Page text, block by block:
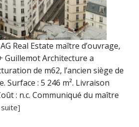
Real Estate maître d’ouvrage,
Guillemot Architecture a
de m62, l’ancien siège de
Surface : 5 246 m². Livraison
: n.c. Communiqué du maître